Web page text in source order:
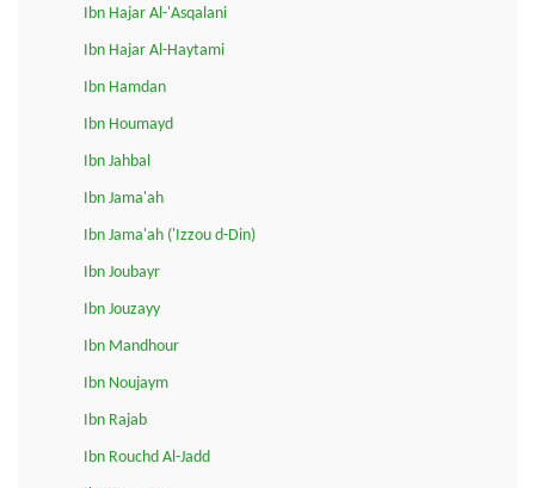
Ibn Hajar Al-'Asqalani
Ibn Hajar Al-Haytami
Ibn Hamdan
Ibn Houmayd
Ibn Jahbal
Ibn Jama'ah
Ibn Jama'ah ('Izzou d-Din)
Ibn Joubayr
Ibn Jouzayy
Ibn Mandhour
Ibn Noujaym
Ibn Rajab
Ibn Rouchd Al-Jadd